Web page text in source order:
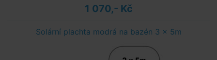
1 070,- Kč
Solární plachta modrá na bazén 3 x 5m